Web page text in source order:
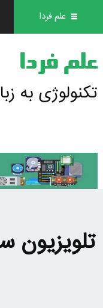
علم فردا
علم فردا
تکنولوژی به
تلويزيون